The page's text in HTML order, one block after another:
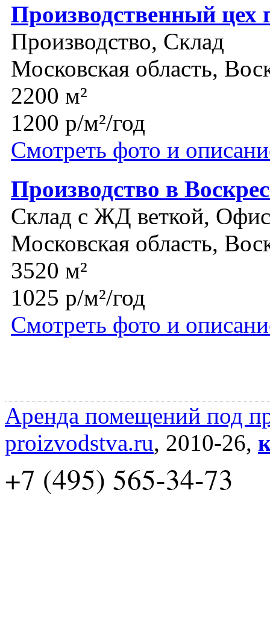
Производственный цех
Производство, Склад
Московская область,
2200 м²
1200 р/м²/год
Смотреть фото и
Производство в
Склад с ЖД веткой,
Московская область,
3520 м²
1025 р/м²/год
Смотреть фото и
Аренда помещений под
proizvodstva.ru, 2010-26,
+7 (495) 565-34-73